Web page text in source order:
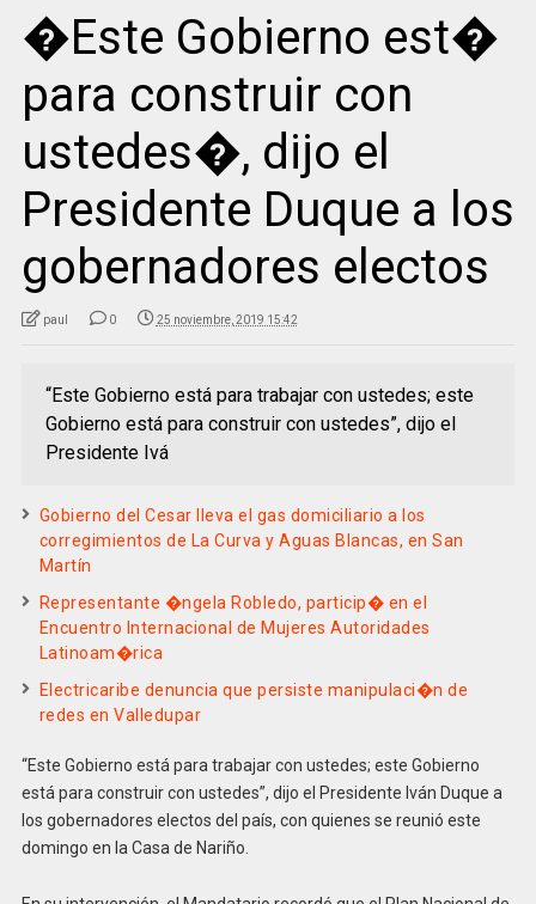
�Este Gobierno est�
para construir con
ustedes�, dijo el
Presidente Duque a los
gobernadores electos
paul 0 25 noviembre, 2019 15:42
“Este Gobierno está para trabajar con ustedes; este
Gobierno está para construir con ustedes”, dijo el
Presidente Ivá
Gobierno del Cesar lleva el gas domiciliario a los
corregimientos de La Curva y Aguas Blancas, en San
Martín
Representante �ngela Robledo, particip� en el
Encuentro Internacional de Mujeres Autoridades
Latinoam�rica
Electricaribe denuncia que persiste manipulaci�n de
redes en Valledupar
“Este Gobierno está para trabajar con ustedes; este Gobierno
está para construir con ustedes”, dijo el Presidente Iván Duque a
los gobernadores electos del país, con quienes se reunió este
domingo en la Casa de Nariño.